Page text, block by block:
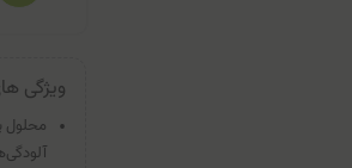
ویژگی
محلول